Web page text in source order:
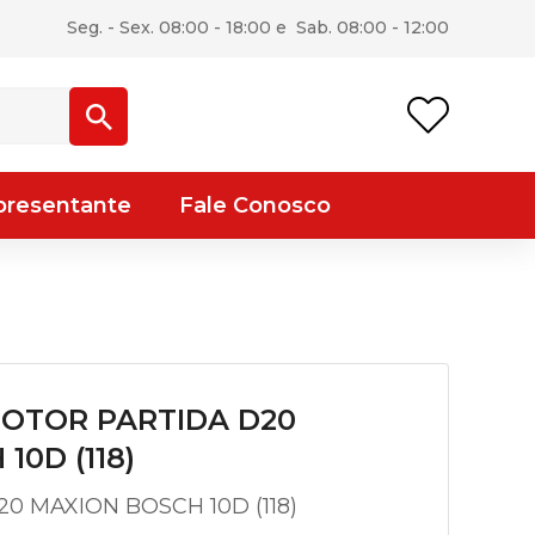
Seg. - Sex. 08:00 - 18:00 e Sab. 08:00 - 12:00
Fale Conosco
PARTIDA D20
(118)
MAXION BOSCH 10D (118)